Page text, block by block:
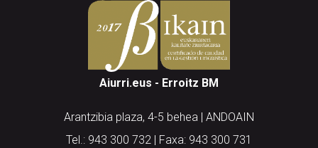
Aiurri.eus - Erroitz BM
Arantzibia plaza, 4-5 behea | ANDOAIN
Tel.: 943 300 732 | Faxa: 943 300 731